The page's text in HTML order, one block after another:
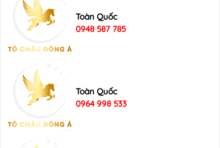
Toàn Quốc
0948 587 785
Toàn Quốc
0964 998 533